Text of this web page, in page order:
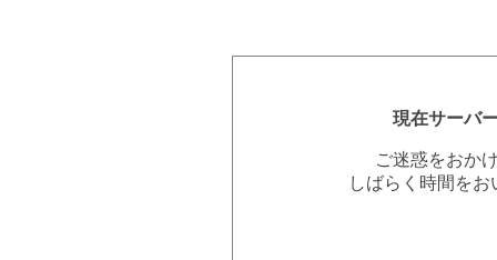
現在サーバ
ご迷惑をおか
しばらく時間を